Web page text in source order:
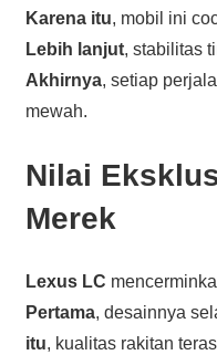
Karena itu, mobil ini
Lebih lanjut, stabilitas
Akhirnya, setiap
mewah.
Nilai
Merek
Lexus LC
Pertama, desainnya
itu, kualitas rakitan